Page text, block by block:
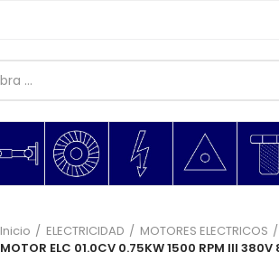
Inicio ELECTRICIDAD
MOTORES ELECTRICOS
MOTOR ELC 01.0CV 0.75KW 1500 RPM III 380V